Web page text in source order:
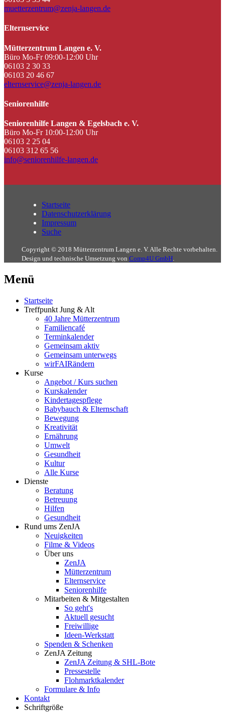
muetterzentrum@zenja-langen.de
Elternservice
Mütterzentrum Langen e. V.
Büro Mo-Fr 09:00-12:00 Uhr
06103 2 30 33
06103 20 46 67
elternservice@zenja-langen.de
Seniorenhilfe
Seniorenhilfe Langen & Egelsbach e. V.
Büro Mo-Fr 10:00-12:00 Uhr
06103 2 25 04
06103 312 65 56
info@seniorenhilfe-langen.de
Startseite
Datenschutzerklärung
Impressum
Suche
Copyright © 2018 Mütterzentrum Langen e. V. Alle Rechte vorbehalten.
Design und technische Umsetzung von Comp4U GmbH.
Menü
Startseite
Treffpunkt Jung & Alt
40 Jahre Mütterzentrum
Familiencafé
Terminkalender
Gemeinsam aktiv
Gemeinsam unterwegs
wirFAIRändern
Kurse
Angebot / Kurs suchen
Kurskalender
Kindertagespflege
Babybauch & Elternschaft
Bewegung
Kreativität
Ernährung
Umwelt
Gesundheit
Kultur
Alle Kurse
Dienste
Beratung
Betreuung
Hilfen
Gesundheit
Rund ums ZenJA
Neuigkeiten
Filme & Videos
Über uns
ZenJA
Mütterzentrum
Elternservice
Seniorenhilfe
Mitarbeiten & Mitgestalten
So geht's
Aktuell gesucht
Freiwillige
Ideen-Werkstatt
Spenden & Schenken
ZenJA Zeitung
ZenJA Zeitung & SHL-Bote
Pressestelle
Flohmarktkalender
Formulare & Info
Kontakt
Schriftgröße